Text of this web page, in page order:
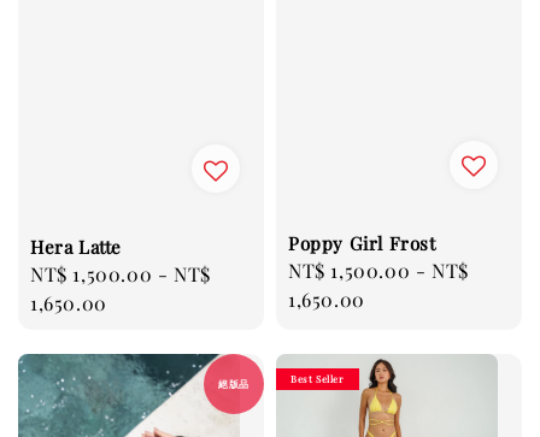
Hera Latte
Regular
price
NT$ 1,500.00 -NT$
1,650.00
Poppy Girl Frost
Regular
price
NT$ 1,500.00 -NT$
1,650.00
絕版品 Best Seller